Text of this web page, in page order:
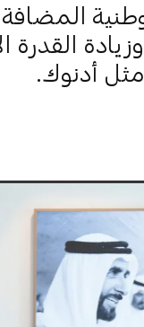
القدرة
أدنوك.